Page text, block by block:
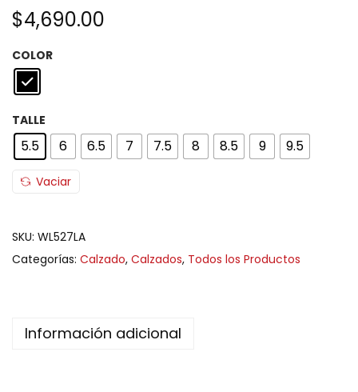
$4,690.00
COLOR
TALLE
5.5 6 6.5 7 7.5 8 8.5 9 9.5
Vaciar
SKU: WL527LA
Categorías: Calzado, Calzados, Todos los Productos
Información adicional